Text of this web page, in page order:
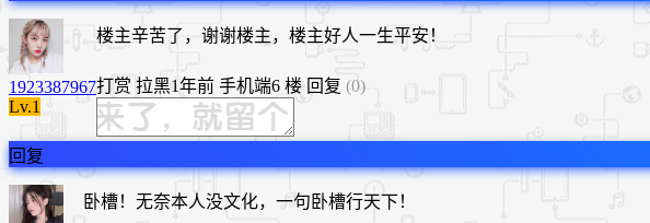
1923387967
Lv.1
楼主辛苦了，谢谢楼主，楼主好人一生平安！
打赏 拉黑1年前 手机端6 楼 回复 (0)
回复
卧槽！无奈本人没文化，一句卧槽行天下！